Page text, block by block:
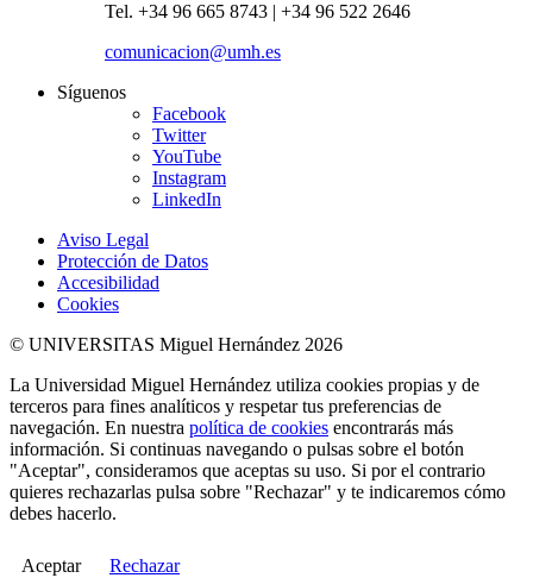
Tel. +34 96 665 8743 | +34 96 522 2646
comunicacion@umh.es
Síguenos
Facebook
Twitter
YouTube
Instagram
LinkedIn
Aviso Legal
Protección de Datos
Accesibilidad
Cookies
© UNIVERSITAS Miguel Hernández 2026
La Universidad Miguel Hernández utiliza cookies propias y de
terceros para fines analíticos y respetar tus preferencias de
navegación. En nuestra política de cookies encontrarás más
información. Si continuas navegando o pulsas sobre el botón
"Aceptar", consideramos que aceptas su uso. Si por el contrario
quieres rechazarlas pulsa sobre "Rechazar" y te indicaremos cómo
debes hacerlo.
Aceptar Rechazar